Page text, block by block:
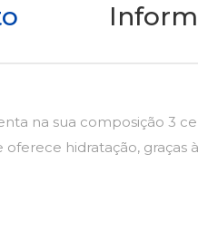
na sua composição 3
hidratação, graças